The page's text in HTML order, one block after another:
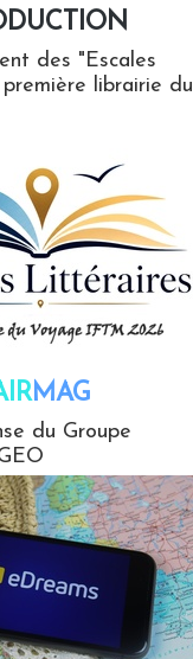
des "Escales
librairie du
MAG
du Groupe